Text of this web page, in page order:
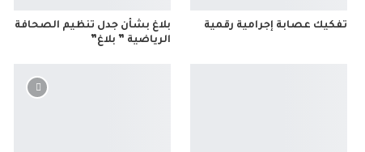
تفكيك عصابة إجرامية رقمية
بلاغ بشأن جدل تنظيم الصحافة
الرياضية ” بلاغ”